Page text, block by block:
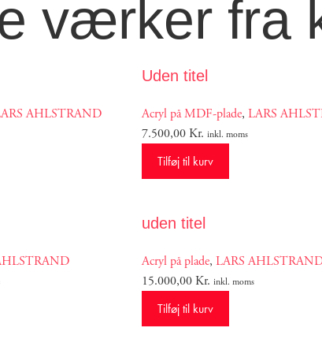
værker fra
AHLSTRAND
Uden titel
Acryl på MDF-plade, LARS
7.500,00Kr. inkl. moms
Tilføj til kurv
uden titel
Acryl på plade, LARS
15.000,00Kr. inkl. moms
Tilføj til kurv